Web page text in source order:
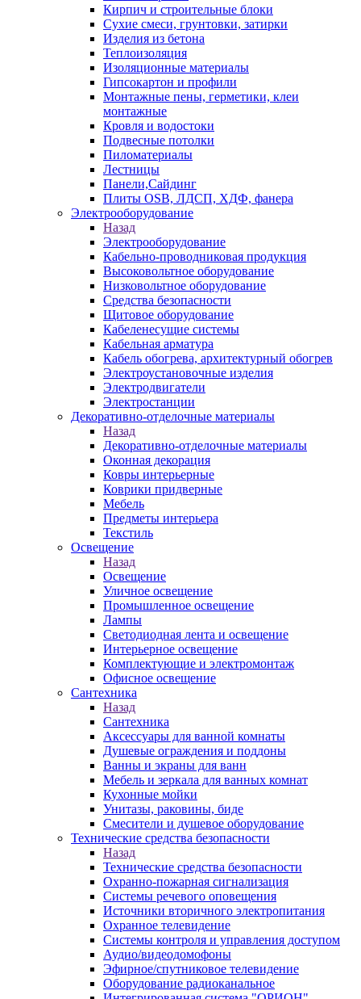
Кирпич и строительные блоки
Сухие смеси, грунтовки, затирки
Изделия из бетона
Теплоизоляция
Изоляционные материалы
Гипсокартон и профили
Монтажные пены, герметики, клеи
монтажные
Кровля и водостоки
Подвесные потолки
Пиломатериалы
Лестницы
Панели,Сайдинг
Плиты OSB, ЛДСП, ХДФ, фанера
Электрооборудование
Назад
Электрооборудование
Кабельно-проводниковая продукция
Высоковольтное оборудование
Низковольтное оборудование
Средства безопасности
Щитовое оборудование
Кабеленесущие системы
Кабельная арматура
Кабель обогрева, архитектурный обогрев
Электроустановочные изделия
Электродвигатели
Электростанции
Декоративно-отделочные материалы
Назад
Декоративно-отделочные материалы
Оконная декорация
Ковры интерьерные
Коврики придверные
Мебель
Предметы интерьера
Текстиль
Освещение
Назад
Освещение
Уличное освещение
Промышленное освещение
Лампы
Светодиодная лента и освещение
Интерьерное освещение
Комплектующие и электромонтаж
Офисное освещение
Сантехника
Назад
Сантехника
Аксессуары для ванной комнаты
Душевые ограждения и поддоны
Ванны и экраны для ванн
Мебель и зеркала для ванных комнат
Кухонные мойки
Унитазы, раковины, биде
Смесители и душевое оборудование
Технические средства безопасности
Назад
Технические средства безопасности
Охранно-пожарная сигнализация
Системы речевого оповещения
Источники вторичного электропитания
Охранное телевидение
Системы контроля и управления доступом
Аудио/видеодомофоны
Эфирное/спутниковое телевидение
Оборудование радиоканальное